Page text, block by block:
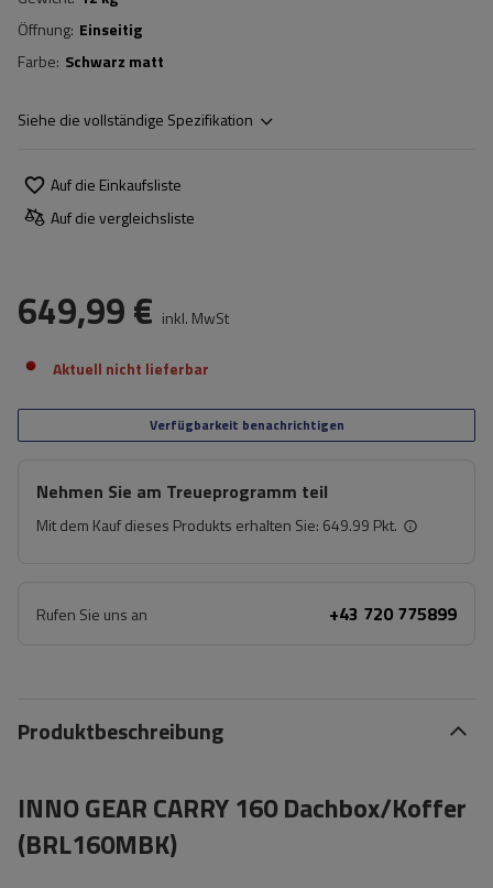
Öffnung Einseitig
Farbe Schwarz matt
Siehe die vollständige Spezifikation
Auf die Einkaufsliste
Auf die vergleichsliste
649,99 € inkl. MwSt
Aktuell nicht lieferbar
Verfügbarkeit benachrichtigen
Nehmen Sie am Treueprogramm teil
Mit dem Kauf dieses Produkts erhalten Sie: 649.99 Pkt.
Rufen Sie uns an +43 720 775899
Produktbeschreibung
INNO GEAR CARRY 160 Dachbox/Koffer
(BRL160MBK)